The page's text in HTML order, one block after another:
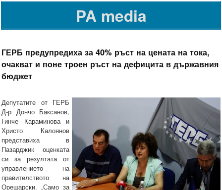
PA media
ГЕРБ предупредиха за 40% ръст на цената на тока,
очакват и поне троен ръст на дефицита в държавния
бюджет
Депутатите от ГЕРБ
Д-р Дончо Баксанов,
Гинче Караминова и
Христо Калоянов
представиха в
Пазарджик оценката
си за резултата от
управлението на
правителството на
Орешарски. „Само за